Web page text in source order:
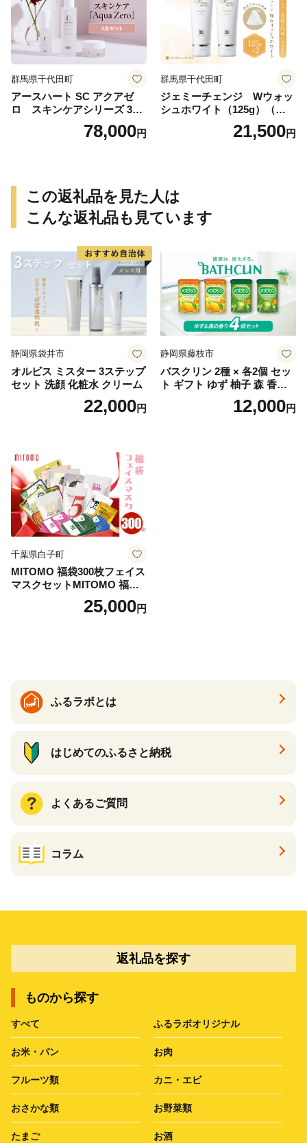
群馬県千代田町
アースハート SC アクアゼ
ロ スキンケアシリーズ 3点
78,000円
群馬県千代田町
ジェミーチェンジ Wウォッ
シュホワイト（125g）（泡立
てネット付）×2本 群馬県 千
21,500円
この返礼品を見た人は
こんな返礼品も見ています
静岡県袋井市
オルビス ミスター 3ステップ
セット 洗顔 化粧水 クリーム
22,000円
静岡県藤枝市
バスクリン 2種 × 各2個 セッ
ト ギフト ゆず 柚子 森 香り
日用品 お風呂 バス用品 温活
アロマ 香り まとめ買い静岡
12,000円
千葉県白子町
MITOMO 福袋300枚フェイス
マスクセットMITOMO 福袋3
00枚フェイスマスクセット
ふるさと納税 パック ファイ
25,000円
ふるラボとは
はじめてのふるさと納税
よくあるご質問
コラム
返礼品を探す
ものから探す
すべて ふるラボオリジナル
お米・パン お肉
フルーツ類 カニ・エビ
おさかな類 お野菜類
たまご お酒